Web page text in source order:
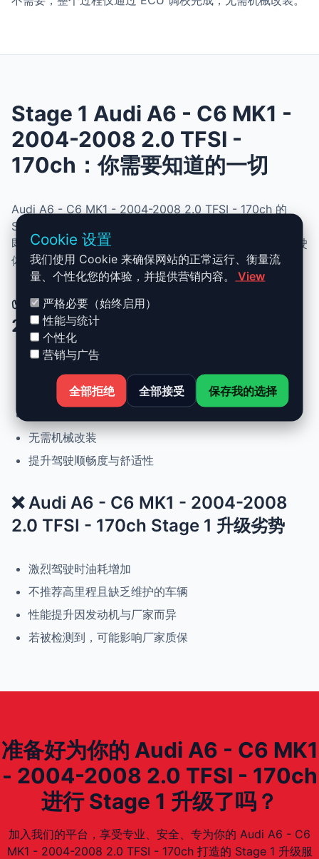
Stage 1 Audi A6 - C6 MK1 -
2004-2008 2.0 TFSI -
170ch：你需要知道的一切
Audi A6 - C6 MK1 - 2004-2008 2.0 TFSI - 170ch 的
Stage 1 升级结合了性能、安全与简便性。无需机械改动，
即可提升动力、扭矩并优化油耗。非常适合追求更灵敏驾驶
体验且希望保持原厂可靠性的车主。
✅ Audi A6 - C6 MK1 - 2004-2008
2.0 TFSI - 170ch Stage 1 升级优势
正常驾驶下优化油耗
无需机械改装
提升驾驶顺畅度与舒适性
❌ Audi A6 - C6 MK1 - 2004-2008
2.0 TFSI - 170ch Stage 1 升级劣势
激烈驾驶时油耗增加
不推荐高里程且缺乏维护的车辆
性能提升因发动机与厂家而异
若被检测到，可能影响厂家质保
准备好为你的 Audi A6 - C6 MK1
- 2004-2008 2.0 TFSI - 170ch
进行 Stage 1 升级了吗？
加入我们的平台，享受专业、安全、专为你的 Audi A6 - C6
MK1 - 2004-2008 2.0 TFSI - 170ch 打造的 Stage 1 升级服
Cookie 设置
我们使用 Cookie 来确保网站的正常运行、衡量流
量、个性化您的体验，并提供营销内容。
View
严格必要（始终启用）
性能与统计
个性化
营销与广告
全部拒绝 全部接受 保存我的选择